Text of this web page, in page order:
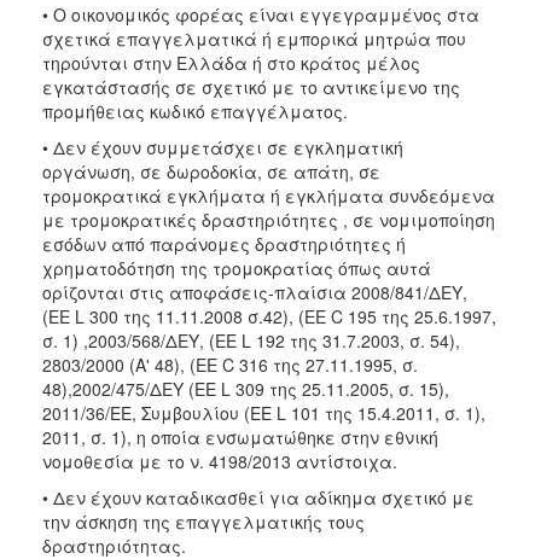
• Ο οικονομικός φορέας είναι εγγεγραμμένος στα
σχετικά επαγγελματικά ή εμπορικά μητρώα που
τηρούνται στην Ελλάδα ή στο κράτος μέλος
εγκατάστασής σε σχετικό με το αντικείμενο της
προμήθειας κωδικό επαγγέλματος.
• Δεν έχουν συμμετάσχει σε εγκληματική
οργάνωση, σε δωροδοκία, σε απάτη, σε
τρομοκρατικά εγκλήματα ή εγκλήματα συνδεόμενα
με τρομοκρατικές δραστηριότητες , σε νομιμοποίηση
εσόδων από παράνομες δραστηριότητες ή
χρηματοδότηση της τρομοκρατίας όπως αυτά
ορίζονται στις αποφάσεις-πλαίσια 2008/841/ΔΕΥ,
(ΕΕ L 300 της 11.11.2008 σ.42), (ΕΕ C 195 της 25.6.1997,
σ. 1) ,2003/568/ΔΕΥ, (ΕΕ L 192 της 31.7.2003, σ. 54),
2803/2000 (Α' 48), (ΕΕ C 316 της 27.11.1995, σ.
48),2002/475/ΔΕΥ (ΕΕ L 309 της 25.11.2005, σ. 15),
2011/36/ΕΕ, Συμβουλίου (ΕΕ L 101 της 15.4.2011, σ. 1),
2011, σ. 1), η οποία ενσωματώθηκε στην εθνική
νομοθεσία με το ν. 4198/2013 αντίστοιχα.
• Δεν έχουν καταδικασθεί για αδίκημα σχετικό με
την άσκηση της επαγγελματικής τους
δραστηριότητας.